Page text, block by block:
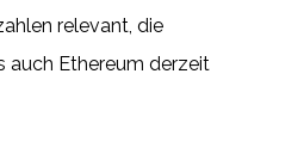
relevant, die
auch Ethereum derzeit